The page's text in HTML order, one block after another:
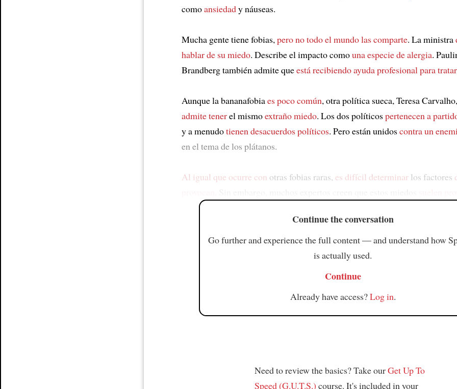
comoansiedady náuseas.
Mucha gente tiene fobias, pero no todo el mundo las comparte. La ministra
hablar de su miedo. Describe el impacto comouna especie de alergia.
Brandberg también admite queestá recibiendo ayuda profesional para tratar
Aunque la bananafobiaes poco común, otra política sueca, Teresa
admite tenerel mismoextraño miedo. Los dos políticospertenecen a
y a menudotienen desacuerdos políticos. Pero están unidoscontra un
en el tema de los plátanos.
Al igual que ocurre con otras fobias raras, es difícil determinar los factores
Continue the conversation
Go further and experience the full content — and understand how
is actually used.
Continue
Already have access?Log in.
Need to review the basics? Take ourGet Up To
Speed (G.U.T.S.) course. It's included in your